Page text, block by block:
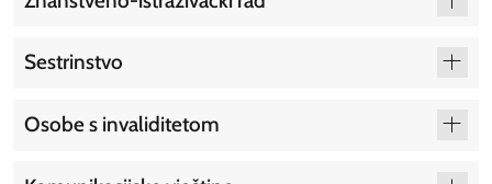
Sestrinstvo
Osobe s invaliditetom